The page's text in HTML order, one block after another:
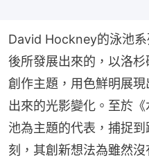
David Hockney的泳池
後所發展出來的，以洛
創作主題，用色鮮明展
出來的光影變化。至於
池為主題的代表，捕捉
刻，其創新想法為雖然